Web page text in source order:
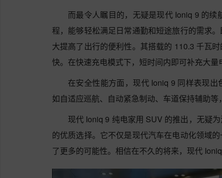
而最令人瞩目的，无疑是现代 Ioniq 9 的
程，能够轻松满足日常通勤和短途旅行的需求
大提高了出行的便利性。其搭载的 110.3 千瓦
快。在快速充电模式下，短时间内即可补充大
在安全性能方面，现代 Ioniq 9 同样表现
如自适应巡航、自动紧急制动、车道保持辅助
现代 Ioniq 9 纯电家用 SUV 的推出，无疑
的优质选择。它不仅是现代汽车在电动化领域
了更多的可能性。相信在不久的将来，现代